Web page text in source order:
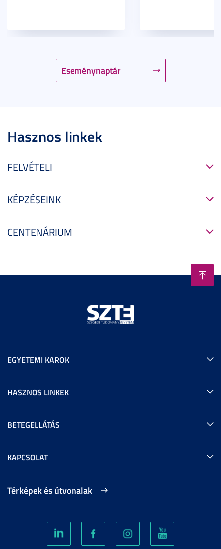
Eseménynaptár
Hasznos linkek
FELVÉTELI
KÉPZÉSEINK
CENTENÁRIUM
EGYETEMI KAROK
HASZNOS LINKEK
BETEGELLÁTÁS
KAPCSOLAT
Térképek és útvonalak